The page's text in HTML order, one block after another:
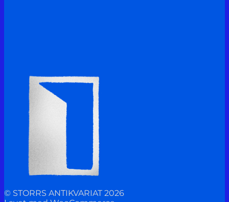
© STORRS ANTIKVARIAT 2026